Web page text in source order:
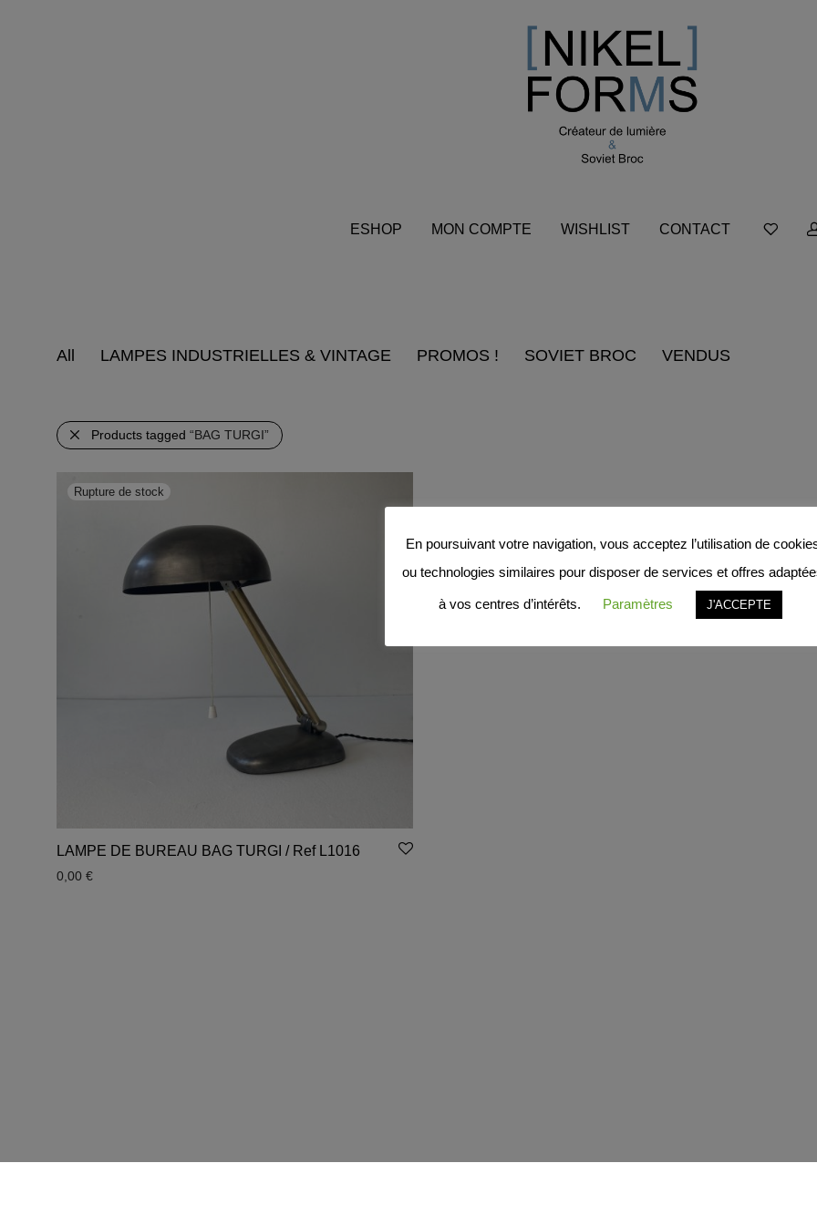
ESHOP MON COMPTE WISHLIST CONTACT
All LAMPES INDUSTRIELLES & VINTAGE PROMOS ! SOVIET BROC VENDUS
Products tagged “BAG TURGI”
LAMPE DE BUREAU BAG TURGI / Ref L1016
0,00 €
En poursuivant votre navigation, vous acceptez l’utilisation de
ou technologies similaires pour disposer de services et offres
à vos centres d’intérêts. Paramètres J'ACCEPTE